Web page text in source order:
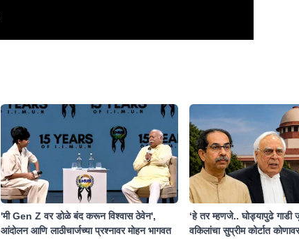
'मी Gen Z वर डोळे बंद करून विश्वास ठेवेन',
आंदोलन आणि लाठीचार्जच्या प्रश्नावर मोहन भागवत
‘हे तर म्हणजे.. घोड्यापुढे गाडी
वकिलांचा सुप्रीम कोर्टात